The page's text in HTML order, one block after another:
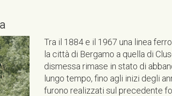
Tra il 1884 e il 1967 una linea
la città di Bergamo a quella di
dismessa rimase in stato di
lungo tempo, fino agli inizi degli
furono realizzati sul precedente